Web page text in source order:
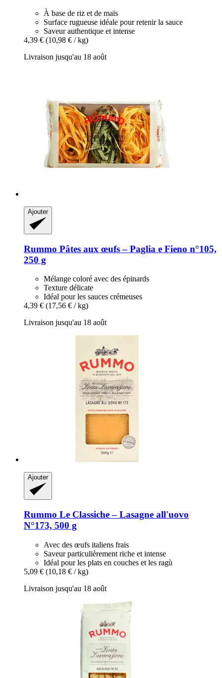
À base de riz et de maïs
Surface rugueuse idéale pour retenir la sauce
Saveur authentique et intense
4,39 € (10,98 € / kg)
Livraison jusqu'au 18 août
Ajouter
Rummo Pâtes aux œufs – Paglia e Fieno n°105,
250 g
Mélange coloré avec des épinards
Texture délicate
Idéal pour les sauces crémeuses
4,39 € (17,56 € / kg)
Livraison jusqu'au 18 août
Ajouter
Rummo Le Classiche – Lasagne all'uovo
N°173, 500 g
Avec des œufs italiens frais
Saveur particulièrement riche et intense
Idéal pour les plats en couches et les ragù
5,09 € (10,18 € / kg)
Livraison jusqu'au 18 août